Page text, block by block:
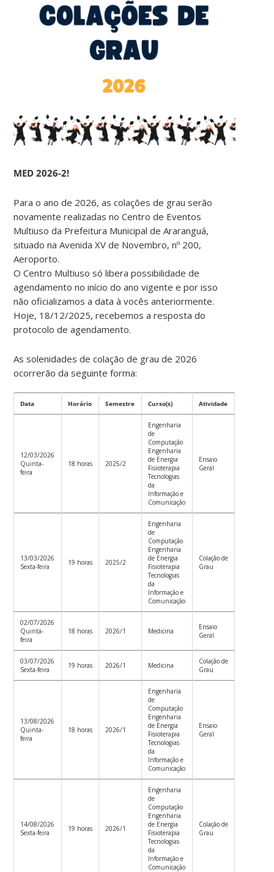
MED 2026-2!
Para o ano de 2026, as colações de grau serão
novamente realizadas no Centro de Eventos
Multiuso da Prefeitura Municipal de Araranguá,
situado na Avenida XV de Novembro, nº 200,
Aeroporto.
O Centro Multiuso só libera possibilidade de
agendamento no início do ano vigente e por isso
não oficializamos a data à vocês anteriormente.
Hoje, 18/12/2025, recebemos a resposta do
protocolo de agendamento.
As solenidades de colação de grau de 2026
ocorrerão da seguinte forma:
Data Horário Semestre Curso(s) Atividade
12/03/2026
Quinta-
feira
18 horas 2025/2
Engenharia
de
Computação
Engenharia
de Energia
Fisioterapia
Tecnologias
da
Informação e
Comunicação
Ensaio
Geral
13/03/2026
Sexta-feira
19 horas 2025/2
Engenharia
de
Computação
Engenharia
de Energia
Fisioterapia
Tecnologias
da
Informação e
Comunicação
Colação de
Grau
02/07/2026
Quinta-
feira
18 horas 2026/1 Medicina
Ensaio
Geral
03/07/2026
Sexta-feira
19 horas 2026/1 Medicina
Colação de
Grau
13/08/2026
Quinta-
feira
18 horas 2026/1
Engenharia
de
Computação
Engenharia
de Energia
Fisioterapia
Tecnologias
da
Informação e
Comunicação
Ensaio
Geral
14/08/2026
Sexta-feira
19 horas 2026/1
Engenharia
de
Computação
Engenharia
de Energia
Fisioterapia
Tecnologias
da
Informação e
Comunicação
Colação de
Grau